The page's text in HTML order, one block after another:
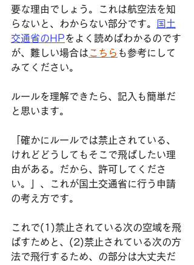
要な理由でしょう。これは航空法を知
らないと、わからない部分です。
国土
交通省のHPをよく読めばわかるのです
が、難しい場合は こちら も参考にして
みてください。
ルールを理解できたら、記入も簡単だ
と思います。
「確かにルールでは禁止されている、
けれどどうしてもそこで飛ばしたい理
由がある。だから、許可してくださ
い。」、これが国土交通省に行う申請
の考え方です。
これで(1)禁止されている次の空域を飛
ばすためと、(2)禁止されている次の方
法で飛行するため、の部分は大丈夫だ